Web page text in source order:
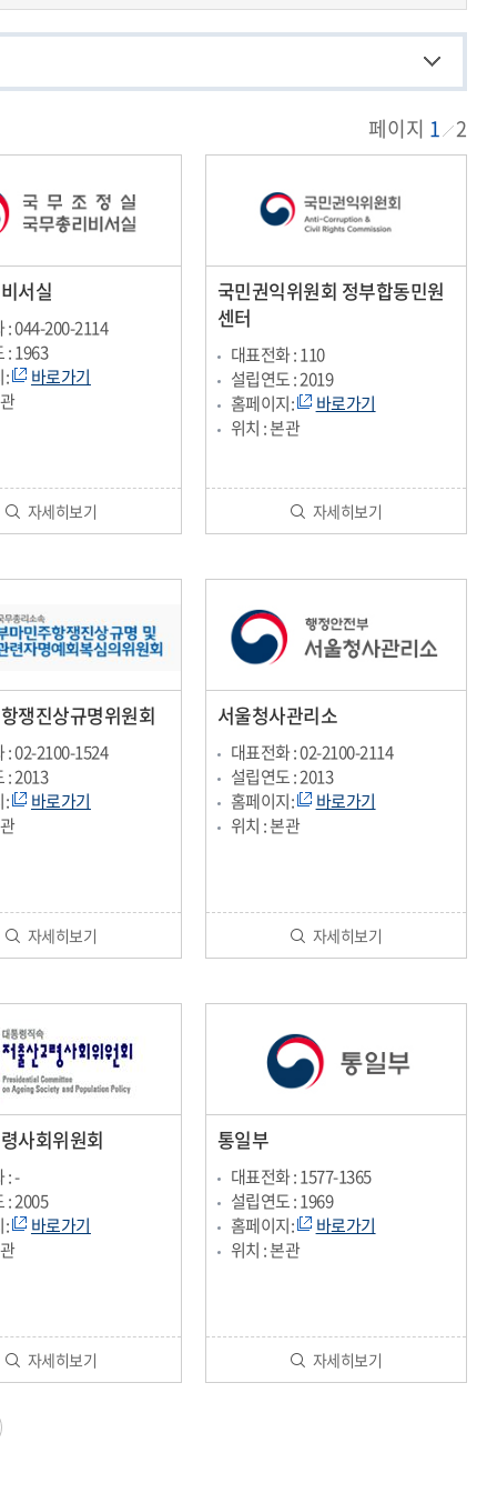
페이지 1 2
서실
: 044-200-2114
: 1963
:
바로가기
자세히보기
국민권익위원회 정부합동민원
센터
대표전화 : 110
설립연도 : 2019
홈페이지:
바로가기
위치 : 본관
자세히보기
쟁진상규명위원회
: 02-2100-1524
: 2013
:
바로가기
자세히보기
서울청사관리소
대표전화 : 02-2100-2114
설립연도 : 2013
홈페이지:
바로가기
위치 : 본관
자세히보기
사회위원회
: -
: 2005
:
바로가기
자세히보기
통일부
대표전화 : 1577-1365
설립연도 : 1969
홈페이지:
바로가기
위치 : 본관
자세히보기